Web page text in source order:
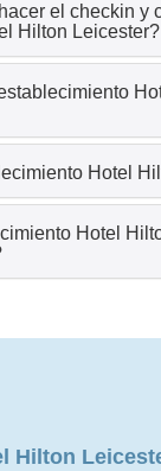
el checkin y
Hilton Leicester?
Hotel
Hotel
Hilton